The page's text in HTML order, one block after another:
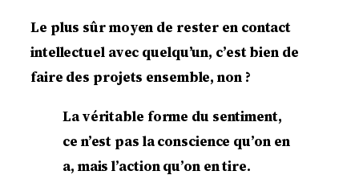
Le plus sûr moyen de rester en contact
intellectuel avec quelqu’un, c’est bien de
faire des projets ensemble, non ?
La véritable forme du sentiment,
ce n’est pas la conscience qu’on en
a, mais l’action qu’on en tire.